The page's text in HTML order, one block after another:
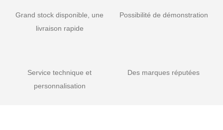
Grand stock disponible, une
livraison rapide
Possibilité de démonstration
Service technique et
personnalisation
Des marques réputées